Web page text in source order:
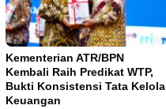
Kementerian ATR/BPN
Kembali Raih Predikat WTP,
Bukti Konsistensi Tata Kelola
Keuangan